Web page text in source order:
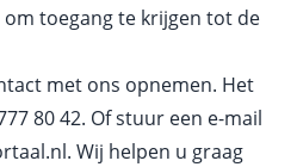
toegang te krijgen tot de
met ons opnemen. Het
80 42. Of stuur een e-mail
. Wij helpen u graag